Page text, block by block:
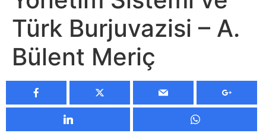
Türk Burjuvazisi – A.
Bülent Meriç